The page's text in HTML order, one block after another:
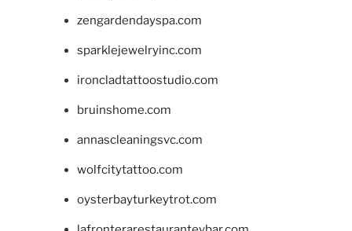
zengardendayspa.com
sparklejewelryinc.com
ironcladtattoostudio.com
bruinshome.com
annascleaningsvc.com
wolfcitytattoo.com
oysterbayturkeytrot.com